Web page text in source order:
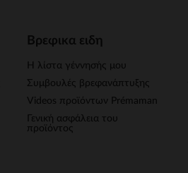
Βρεφικα ειδη
Η λίστα γέννησής μου
Συμβουλές βρεφανάπτυξης
Videos προϊόντων Prémaman
Γενική ασφάλεια του
προϊόντος